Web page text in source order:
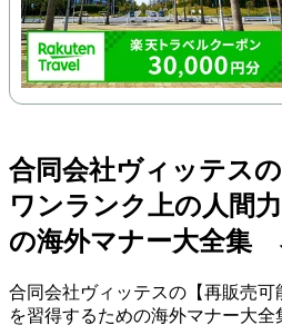
合同会社ヴィッテスの
ワンランク上の人間
の海外マナー大全集
合同会社ヴィッテスの【再販売
を習得するための海外マナー大